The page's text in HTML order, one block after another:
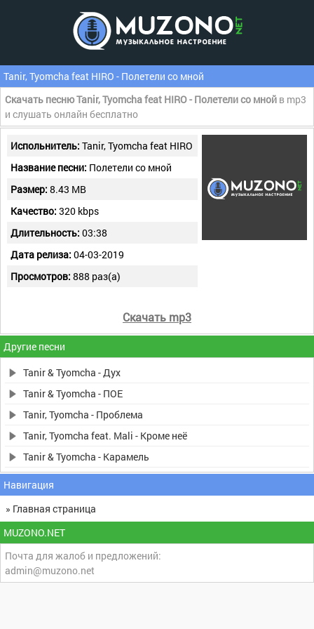
Tanir, Tyomcha feat HIRO - Полетели со мной
Скачать песню Tanir, Tyomcha feat HIRO - Полетели со мной в mp3
и слушать онлайн бесплатно
Испольнитель: Tanir, Tyomcha feat HIRO
Название песни: Полетели со мной
Размер: 8.43 MB
Качество: 320 kbps
Длительность: 03:38
Дата релиза: 04-03-2019
Просмотров: 888 раз(а)
Скачать mp3
Другие песни
Tanir & Tyomcha - Дух
Tanir & Tyomcha - ПОЕ
Tanir, Tyomcha - Проблема
Tanir, Tyomcha feat. Mali - Кроме неё
Tanir & Tyomcha - Карамель
Навигация
» Главная страница
MUZONO.NET
Почта для жалоб и предложений:
admin@muzono.net